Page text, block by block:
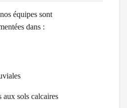
équipes sont
dans :
aux sols calcaires